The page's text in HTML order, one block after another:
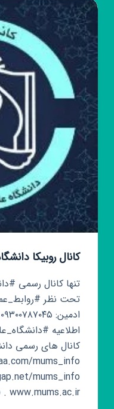
🇮🇷
کانال روبیکا
تنها کانال رسمی
تحت نظر
اطلاعیه
کانال های رسمی
mums_info
mums_info
www.mums.ac.ir